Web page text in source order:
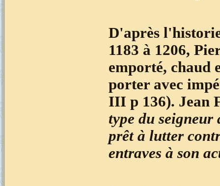
D'après
1183 à 1206,
emporté, chaud
porter avec
III p 136). Jean
type du
prêt à lutter
entraves à son